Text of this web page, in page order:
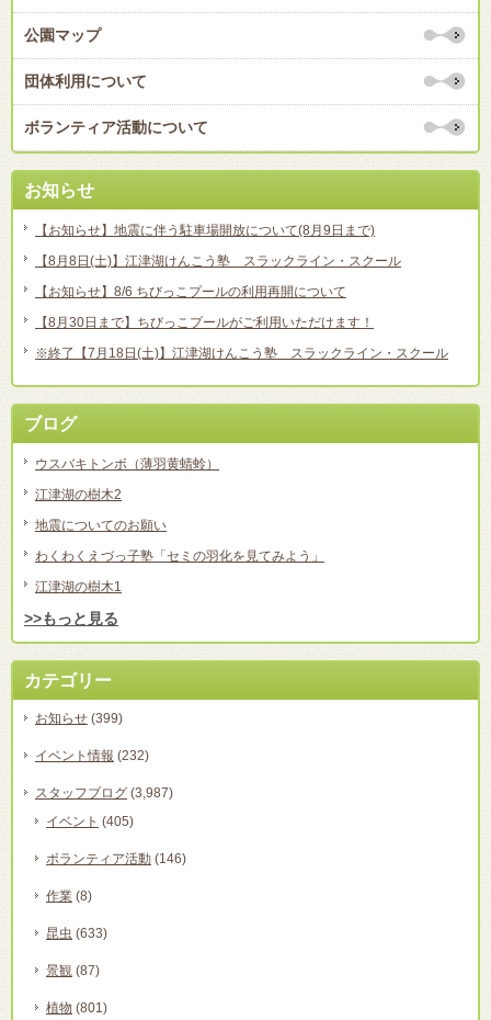
公園マップ
団体利用について
ボランティア活動について
お知らせ
【お知らせ】地震に伴う駐車場開放について(8月9日まで)
【8月8日(土)】江津湖けんこう塾 スラックライン・スクール
【お知らせ】8/6 ちびっこプールの利用再開について
【8月30日まで】ちびっこプールがご利用いただけます！
※終了【7月18日(土)】江津湖けんこう塾 スラックライン・スクール
ブログ
ウスバキトンボ（薄羽黄蜻蛉）
江津湖の樹木2
地震についてのお願い
わくわくえづっ子塾「セミの羽化を見てみよう」
江津湖の樹木1
>>もっと見る
カテゴリー
お知らせ (399)
イベント情報 (232)
スタッフブログ (3,987)
イベント (405)
ボランティア活動 (146)
作業 (8)
昆虫 (633)
景観 (87)
植物 (801)